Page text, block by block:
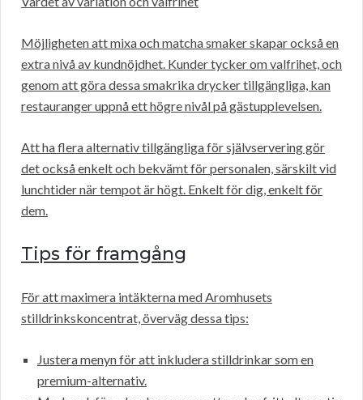
Möjligheten att mixa och matcha smaker skapar också en
extra nivå av kundnöjdhet. Kunder tycker om valfrihet, och
genom att göra dessa smakrika drycker tillgängliga, kan
restauranger uppnå ett högre nivål på gästupplevelsen.
Att ha flera alternativ tillgängliga för självservering gör
det också enkelt och bekvämt för personalen, särskilt vid
lunchtider när tempot är högt. Enkelt för dig, enkelt för
dem.
Tips för framgång
För att maximera intäkterna med Aromhusets
stilldrinkskoncentrat, överväg dessa tips:
Justera menyn för att inkludera stilldrinkar som en
premium-alternativ.